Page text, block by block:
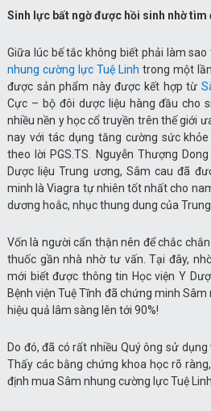
Sinh lực bất ngờ được hồi sinh nhờ tìm
Giữa lúc bế tắc không biết phải làm
nhung cường lực Tuệ Linh trong một
được sản phẩm này được kết hợp từ
Cực – bộ đôi dược liệu hàng đầu cho
nhiều nền y học cổ truyền trên thế giới
nay với tác dụng tăng cường sức
theo lời PGS.TS. Nguyễn Thượng
Dược liệu Trung ương, Sâm cau đã
minh là Viagra tự nhiên tốt nhất cho
dương hoắc, nhục thung dung của
Vốn là người cẩn thận nên để chắc
thuốc gần nhà nhờ tư vấn. Tại đây,
mới biết được thông tin Học viện Y
Bệnh viện Tuệ Tĩnh đã chứng minh
hiệu quả lâm sàng lên tới 90%!
Do đó, đã có rất nhiều Quý ông sử
Thấy các bằng chứng khoa học rõ
định mua Sâm nhung cường lực Tuệ